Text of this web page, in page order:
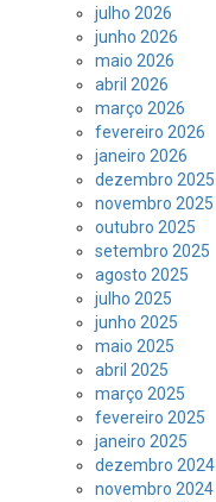
julho 2026
junho 2026
maio 2026
abril 2026
março 2026
fevereiro 2026
janeiro 2026
dezembro 2025
novembro 2025
outubro 2025
setembro 2025
agosto 2025
julho 2025
junho 2025
maio 2025
abril 2025
março 2025
fevereiro 2025
janeiro 2025
dezembro 2024
novembro 2024